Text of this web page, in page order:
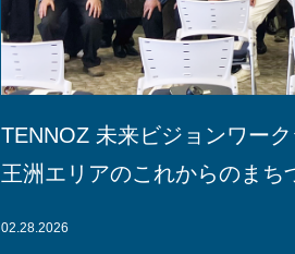
TENNOZ 未来ビジョンワー
王洲エリアのこれからのまち
02.28.2026